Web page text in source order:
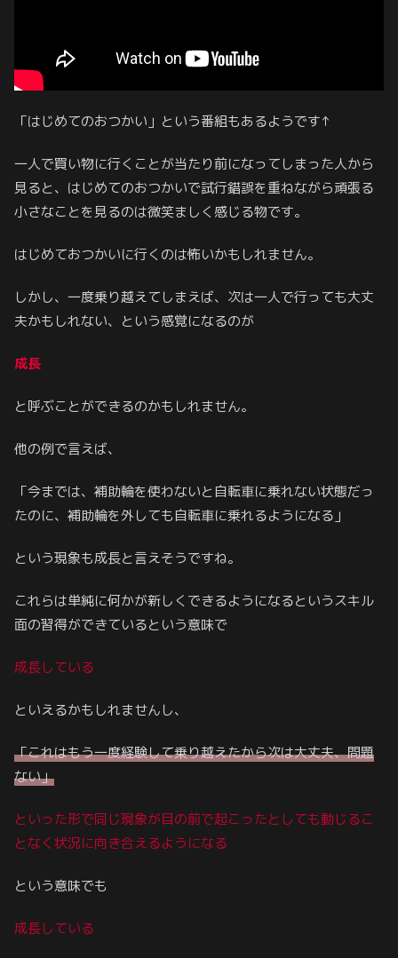
「はじめてのおつかい」という番組もあるようです↑
一人で買い物に行くことが当たり前になってしまった人から
見ると、はじめてのおつかいで試行錯誤を重ねながら頑張る
小さなことを見るのは微笑ましく感じる物です。
はじめておつかいに行くのは怖いかもしれません。
しかし、一度乗り越えてしまえば、次は一人で行っても大丈
夫かもしれない、という感覚になるのが
成長
と呼ぶことができるのかもしれません。
他の例で言えば、
「今までは、補助輪を使わないと自転車に乗れない状態だっ
たのに、補助輪を外しても自転車に乗れるようになる」
という現象も成長と言えそうですね。
これらは単純に何かが新しくできるようになるというスキル
面の習得ができているという意味で
成長している
といえるかもしれませんし、
「これはもう一度経験して乗り越えたから次は大丈夫、問題
ない」
といった形で同じ現象が目の前で起こったとしても動じるこ
となく状況に向き合えるようになる
という意味でも
成長している